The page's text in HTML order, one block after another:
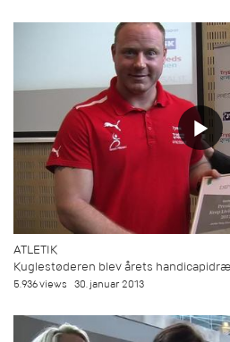
ATLETIK
Kuglestøderen blev årets
5.936 views 30. januar 2013